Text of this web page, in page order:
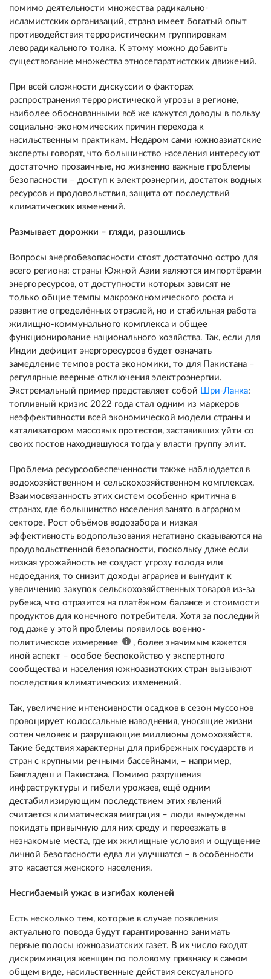
помимо деятельности множества радикально-
исламистских организаций, страна имеет богатый опыт
противодействия террористическим группировкам
леворадикального толка. К этому можно добавить
существование множества этносепаратистских движений.
При всей сложности дискуссии о факторах
распространения террористической угрозы в регионе,
наиболее обоснованными всё же кажутся доводы в пользу
социально-экономических причин перехода к
насильственным практикам. Недаром сами южноазиатские
эксперты говорят, что большинство населения интересуют
достаточно прозаичные, но жизненно важные проблемы
безопасности – доступ к электроэнергии, достаток водных
ресурсов и продовольствия, защита от последствий
климатических изменений.
Размывает дорожки – гляди, разошлись
Вопросы энергобезопасности стоят достаточно остро для
всего региона: страны Южной Азии являются импортёрами
энергоресурсов, от доступности которых зависят не
только общие темпы макроэкономического роста и
развитие определённых отраслей, но и стабильная работа
жилищно-коммунального комплекса и общее
функционирование национального хозяйства. Так, если для
Индии дефицит энергоресурсов будет означать
замедление темпов роста экономики, то для Пакистана –
регулярные веерные отключения электроэнергии.
Экстремальный пример представляет собой Шри-Ланка:
топливный кризис 2022 года стал одним из маркеров
неэффективности всей экономической модели страны и
катализатором массовых протестов, заставивших уйти со
своих постов находившуюся тогда у власти группу элит.
Проблема ресурсообеспеченности также наблюдается в
водохозяйственном и сельскохозяйственном комплексах.
Взаимосвязанность этих систем особенно критична в
странах, где большинство населения занято в аграрном
секторе. Рост объёмов водозабора и низкая
эффективность водопользования негативно сказываются на
продовольственной безопасности, поскольку даже если
низкая урожайность не создаст угрозу голода или
недоедания, то снизит доходы аграриев и вынудит к
увеличению закупок сельскохозяйственных товаров из-за
рубежа, что отразится на платёжном балансе и стоимости
продуктов для конечного потребителя. Хотя за последний
год даже у этой проблемы появилось военно-
политическое измерение
, более значимым кажется
иной аспект – особое беспокойство у экспертного
сообщества и населения южноазиатских стран вызывают
последствия климатических изменений.
Так, увеличение интенсивности осадков в сезон муссонов
провоцирует колоссальные наводнения, уносящие жизни
сотен человек и разрушающие миллионы домохозяйств.
Такие бедствия характерны для прибрежных государств и
стран с крупными речными бассейнами, – например,
Бангладеш и Пакистана. Помимо разрушения
инфраструктуры и гибели урожаев, ещё одним
дестабилизирующим последствием этих явлений
считается климатическая миграция – люди вынуждены
покидать привычную для них среду и переезжать в
незнакомые места, где их жилищные условия и ощущение
личной безопасности едва ли улучшатся – в особенности
это касается женского населения.
Несгибаемый ужас в изгибах коленей
Есть несколько тем, которые в случае появления
актуального повода будут гарантированно занимать
первые полосы южноазиатских газет. В их число входят
дискриминация женщин по половому признаку в самом
общем виде, насильственные действия сексуального